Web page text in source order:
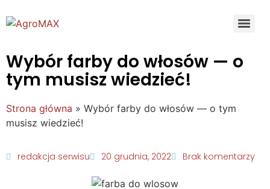
Wybór farby do włosów — o
tym musisz wiedzieć!
Strona główna » Wybór farby do włosów — o tym
musisz wiedzieć!
redakcja serwisu 20 grudnia, 2022 Brak komentarzy